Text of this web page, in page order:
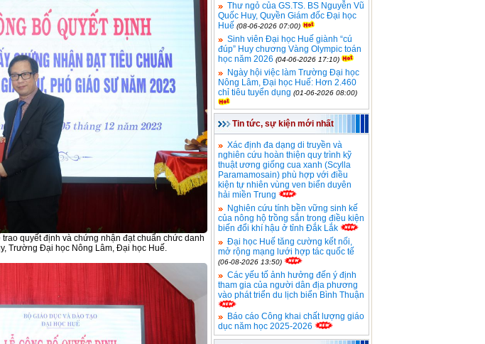
quyết định và chứng nhận đạt chuẩn chức danh
Trường Đại học Nông Lâm, Đại học Huế.
Thư ngỏ của GS.TS. BS Nguyễn Vũ
Quốc Huy, Quyền Giám đốc Đại học
Huế (08-06-2026 07:00)
Sinh viên Đại học Huế giành “cú
đúp” Huy chương Vàng Olympic toán
học năm 2026 (04-06-2026 17:10)
Ngày hội việc làm Trường Đại học
Nông Lâm, Đại học Huế: Hơn 2.460
chỉ tiêu tuyển dụng (01-06-2026 08:00)
Tin tức, sự kiện mới nhất
Xác định đa dạng di truyền và
nghiên cứu hoàn thiện quy trình kỹ
thuật ương giống cua xanh (Scylla
Paramamosain) phù hợp với điều
kiện tự nhiên vùng ven biển duyên
hải miền Trung
Nghiên cứu tính bền vững sinh kế
của nông hộ trồng sắn trong điều kiện
biến đổi khí hậu ở tỉnh Đắk Lắk
Đại học Huế tăng cường kết nối,
mở rộng mạng lưới hợp tác quốc tế
(06-08-2026 13:50)
Các yếu tố ảnh hưởng đến ý định
tham gia của người dân địa phương
vào phát triển du lịch biển Bình Thuận
Báo cáo Công khai chất lượng giáo
dục năm học 2025-2026